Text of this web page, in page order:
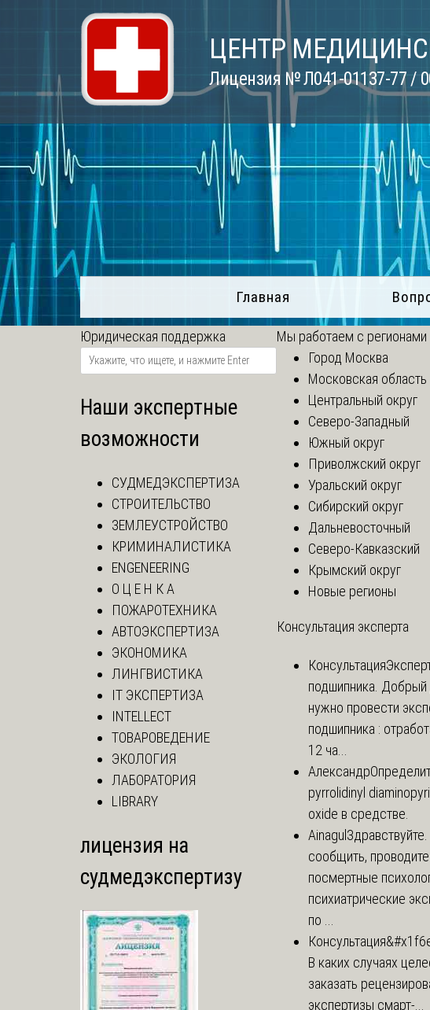
ЦЕНТР
Лицензия № Л041-01137-77 /
Главная
Юридическая поддержка
Наши экспертные
возможности
СУДМЕДЭКСПЕРТИЗА
СТРОИТЕЛЬСТВО
ЗЕМЛЕУСТРОЙСТВО
КРИМИНАЛИСТИКА
ENGENEERING
О Ц Е Н К А
ПОЖАРОТЕХНИКА
АВТОЭКСПЕРТИЗА
ЭКОНОМИКА
ЛИНГВИСТИКА
IT ЭКСПЕРТИЗА
INTELLECT
ТОВАРОВЕДЕНИЕ
ЭКОЛОГИЯ
ЛАБОРАТОРИЯ
LIBRARY
лицензия на
судмедэкспертизу
Мы работаем с регионами
Город Москва
Московская область
Центральный округ
Северо-Западный
Южный округ
Приволжский округ
Уральский округ
Сибирский округ
Дальневосточный
Северо-Кавказский
Крымский округ
Новые регионы
Консультация эксперта
Консультация
подшипника. Добрый
нужно провести
подшипника :
12 ча...
Александр
pyrrolidinyl
oxide в средстве.
Ainagul
сообщить,
посмертные
психиатрические
по ...
Консультация
В каких случаях
заказать
экспертизы смарт-...